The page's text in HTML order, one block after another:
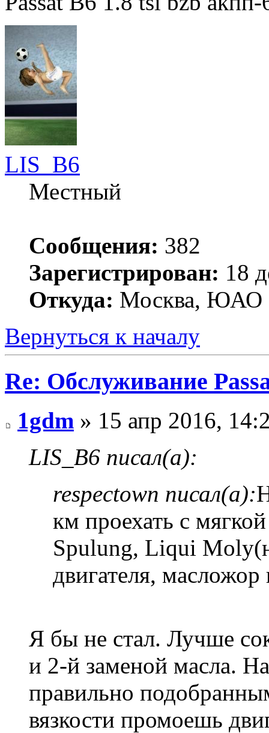
LIS_B6
Местный
Сообщения: 382
Зарегистрирован: 18
Откуда: Москва, ЮАО
Вернуться к началу
Re: Обслуживание
1gdm » 15 апр 2016,
LIS_B6 писал(а):
respectown писал(а):
км проехать с
Spulung, Liqui
двигателя, масложор
Я бы не стал. Лучше
и 2-й заменой масла.
правильно
вязкости промоешь